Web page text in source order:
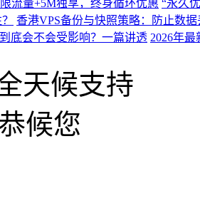
流量+5M独享，终身循环优惠 “永久
香港VPS备份与快照策略：防止数
底会不会受影响？一篇讲透 2026年
天候支持
候您